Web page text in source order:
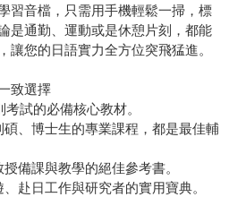
習音檔，只需用手機輕鬆一掃，標
是通勤、運動或是休憩片刻，都能
讓您的日語實力全方位突飛猛進。
致選擇
試的必備核心教材。
、博士生的專業課程，都是最佳輔
備課與教學的絕佳參考書。
赴日工作與研究者的實用寶典。